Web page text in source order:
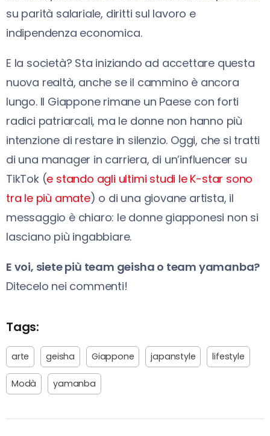
su parità salariale, diritti sul lavoro e
indipendenza economica.
E la società? Sta iniziando ad accettare questa
nuova realtà, anche se il cammino è ancora
lungo. Il Giappone rimane un Paese con forti
radici patriarcali, ma le donne non hanno più
intenzione di restare in silenzio. Oggi, che si tratti
di una manager in carriera, di un’influencer su
TikTok (e stando agli ultimi studi le K-star sono
tra le più amate) o di una giovane artista, il
messaggio è chiaro: le donne giapponesi non si
lasciano più ingabbiare.
E voi, siete più team geisha o team yamanba?
Ditecelo nei commenti!
Tags:
arte geisha Giappone japanstyle lifestyle
Modà yamanba